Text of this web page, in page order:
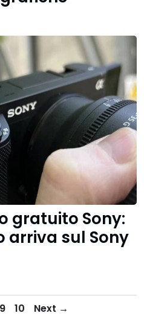
gratuito Sony:
arriva sul Sony
9 10 Next →